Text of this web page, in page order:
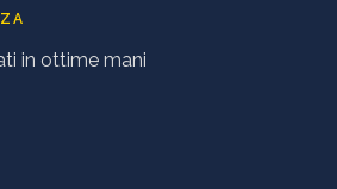
in ottime mani